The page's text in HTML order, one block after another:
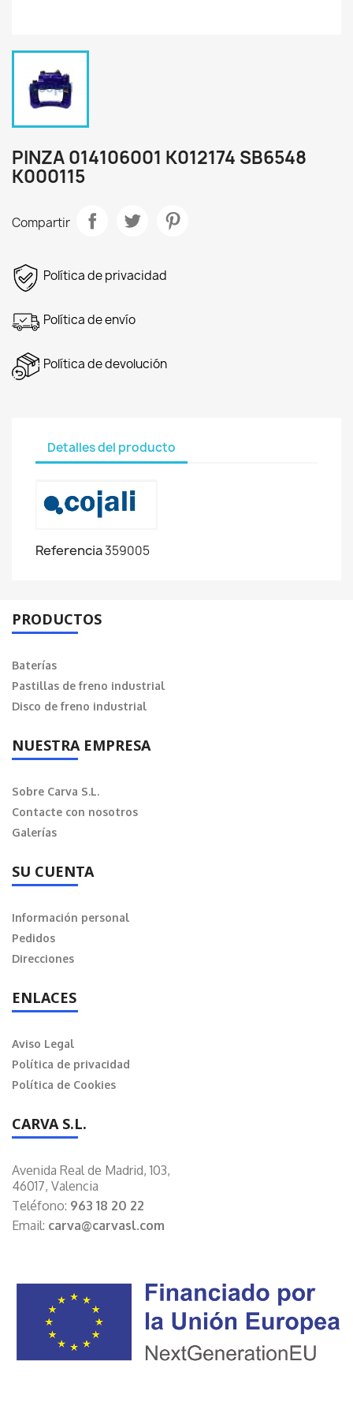
PINZA 014106001 K012174 SB6548
K000115
Compartir
Política de privacidad
Política de envío
Política de devolución
Detalles del producto
Referencia359005
PRODUCTOS
Baterías
Pastillas de freno industrial
Disco de freno industrial
NUESTRA EMPRESA
Sobre Carva S.L.
Contacte con nosotros
Galerías
SU CUENTA
Información personal
Pedidos
Direcciones
ENLACES
Aviso Legal
Política de privacidad
Política de Cookies
CARVA S.L.
Avenida Real de Madrid, 103,
46017, Valencia
Teléfono: 963 18 20 22
Email: carva@carvasl.com